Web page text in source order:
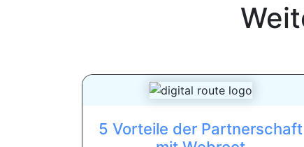
5 Vorteile der Partnerschaft